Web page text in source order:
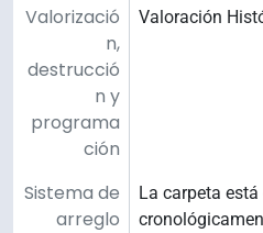
Valorizació
n,
destrucció
n y
programa
ción
Valoración
Sistema de
arreglo
La carpeta